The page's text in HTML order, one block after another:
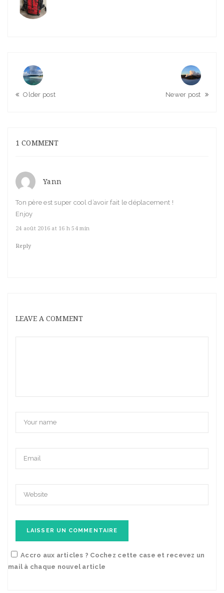
Older post Newer post
1 COMMENT
Yann
Ton père est super cool d’avoir fait le déplacement !
Enjoy
24 août 2016 at 16 h 54 min
Reply
LEAVE A COMMENT
Accro aux articles ? Cochez cette case et recevez un
mail à chaque nouvel article